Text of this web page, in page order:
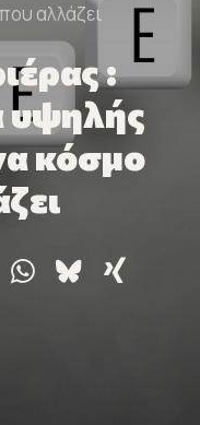
αλλάζει
:
υψηλής
κόσμο